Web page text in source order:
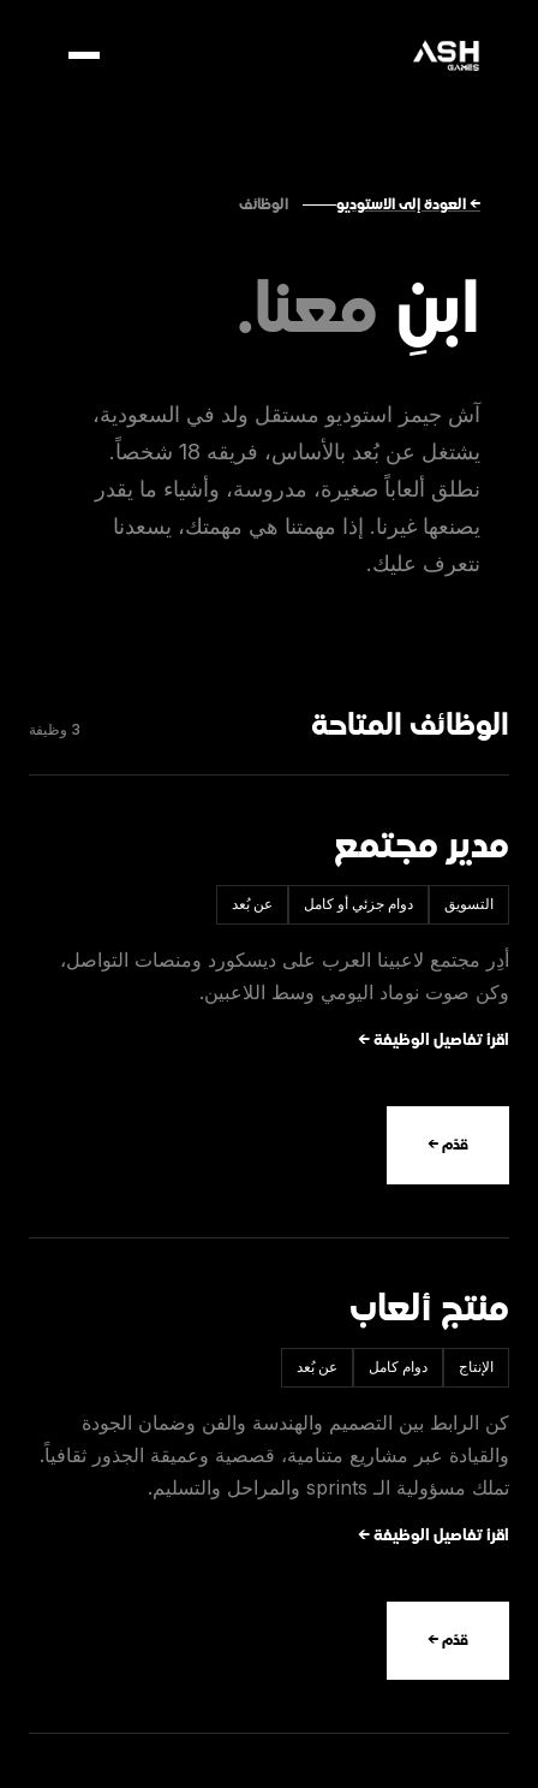
← العودة إلى الاستوديو الوظائف
ابنِ معنا.
آش جيمز استوديو مستقل ولد في السعودية،
يشتغل عن بُعد بالأساس، فريقه 18 شخصاً.
نطلق ألعاباً صغيرة، مدروسة، وأشياء ما يقدر
يصنعها غيرنا. إذا مهمتنا هي مهمتك، يسعدنا
نتعرف عليك.
الوظائف المتاحة 3 وظيفة
مدير مجتمع
التسويق دوام جزئي أو كامل عن بُعد
أدِر مجتمع لاعبينا العرب على ديسكورد ومنصات التواصل،
وكن صوت نوماد اليومي وسط اللاعبين.
اقرأ تفاصيل الوظيفة ←
قدّم ←
منتج ألعاب
الإنتاج دوام كامل عن بُعد
كن الرابط بين التصميم والهندسة والفن وضمان الجودة
والقيادة عبر مشاريع متنامية، قصصية وعميقة الجذور ثقافياً.
تملك مسؤولية الـ sprints والمراحل والتسليم.
اقرأ تفاصيل الوظيفة ←
قدّم ←